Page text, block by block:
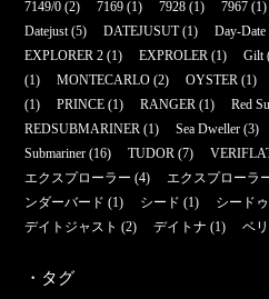
7149/0 (2) 7169 (1) 7928 (1) 7967 (1)
Datejust (5) DATEJUSUT(1) Day-Date
EXPLORER 2 (1) EXPROLER (1) Gilt
(1)
MONTECARLO (2) OYSTER (1)
(1)
PRINCE (1) RANGER (1) Red
REDSUBMARINER (1) Sea Dweller (3)
Submariner (16) TUDOR (7)
エクスプローラー (4) エクスプローラ
ンダーバード (1) シード (1) シード
デイトジャスト (2) デイトナ (1) ベ
・タグ